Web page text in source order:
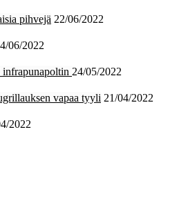
pihvejä 22/06/2022
06/2022
24/05/2022
vapaa tyyli 21/04/2022
2022